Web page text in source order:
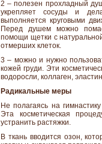
2 – полезен прохладный
укрепляет сосуды и
выполняется круговыми
Перед душем можно
помощи щетки с
отмерших клеток.
3 – можно и нужно
кожей груди. Эти
водоросли, коллаген,
Радикальные меры
Не полагаясь на
Эта косметическая
устранить растяжки.
В ткань вводится озон,